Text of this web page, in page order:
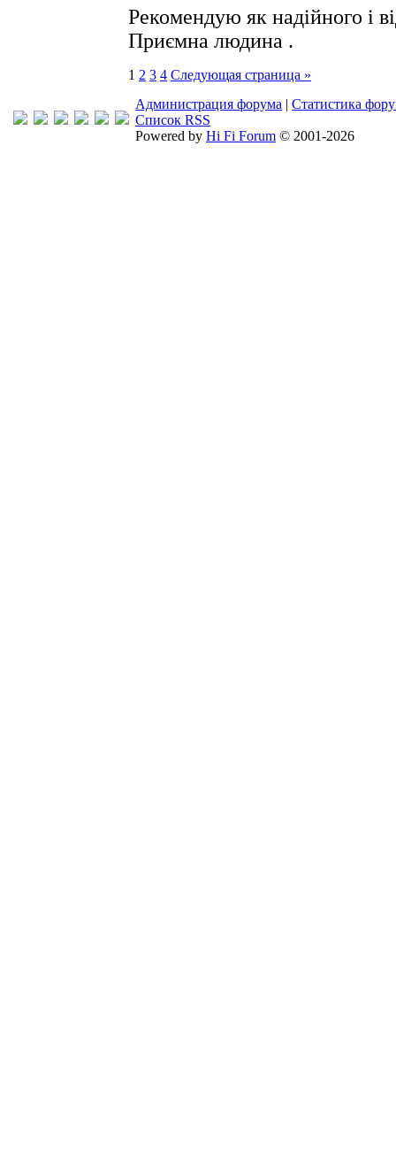
Рекомендую як надійного і
Приємна людина .
1 2 3 4 Следующая страница »
Администрация форума | Статистика
Список RSS
Powered by Hi Fi Forum © 2001-2026